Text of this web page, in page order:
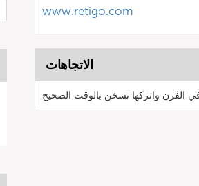
www.retigo.com
الاتجاهات